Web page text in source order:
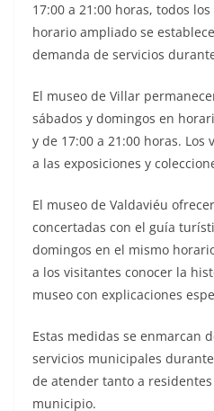
17:00 a 21:00 horas, todos
horario ampliado se
demanda de servicios
El museo de Villar
sábados y domingos en
y de 17:00 a 21:00 horas.
a las exposiciones y
El museo de Valdaviéu
concertadas con el guía
domingos en el mismo
a los visitantes conocer la
museo con explicaciones
Estas medidas se enmarcan
servicios municipales
de atender tanto a
municipio.